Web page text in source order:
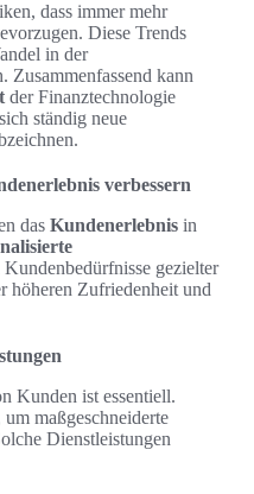
dass immer mehr
Diese Trends
in der
Zusammenfassend kann
der Finanztechnologie
ständig neue
verbessern
das Kundenerlebnis in
gezielter
höheren Zufriedenheit und
Kunden ist essentiell.
maßgeschneiderte
Dienstleistungen